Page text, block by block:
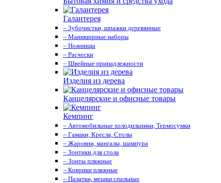
Галантерея
– Зубочистки, шпажки деревянные
– Маникюрные наборы
– Ножницы
– Расчески
– Швейные принадлежности
Изделия из дерева
Канцелярские и офисные товары
Кемпинг
– Автомобильные холодильники, Термосумки
– Гамаки, Кресла, Столы
– Жаровни, мангалы, шампура
– Зонтики для стола
– Зонты пляжные
– Коврики пляжные
– Палатки, мешки спальные